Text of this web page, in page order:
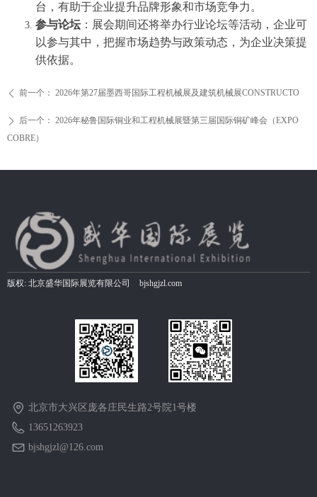
台，有助于企业提升品牌形象和市场竞争力。
参与论坛：展会期间还将举办行业论坛等活动，企业可
以参与其中，把握市场趋势与政策动态，为企业决策提
供依据。
ꄴ 前一个： 2026年第27届墨西哥国际工程机械展及建筑机械展CONSTRUCTO
ꄲ 后一个： 2026年秘鲁国际铜业和工程机械展暨第三届国际铜矿峰会（EXPO
COBRE）
北京市大兴区庞各庄民生路2号院1号楼
13651263923
bjshgjzl@126.com
版权: 北京盛华国际展览有限公司 bjshgjzl.com